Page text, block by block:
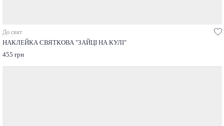
До свят
НАКЛЕЙКА СВЯТКОВА "ЗАЙЦІ НА КУЛІ"
455 грн